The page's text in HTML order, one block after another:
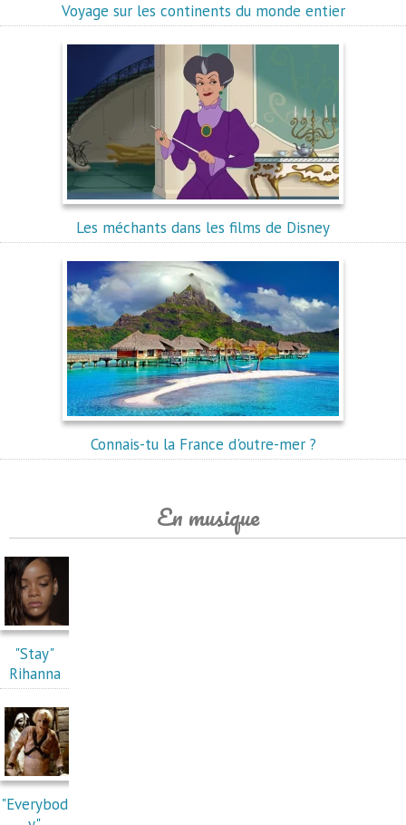
Voyage sur les continents du monde entier
Les méchants dans les films de Disney
Connais-tu la France d'outre-mer ?
En musique
"Stay"
Rihanna
"Everybod